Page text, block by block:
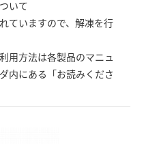
いて
ていますので、解凍を行
用方法は各製品のマニュ
内にある「お読みくださ